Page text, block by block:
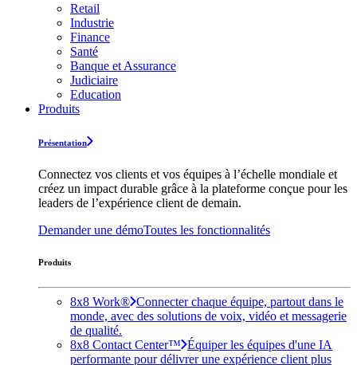
Retail
Industrie
Finance
Santé
Banque et Assurance
Judiciaire
Education
Produits
Présentation
Connectez vos clients et vos équipes à l’échelle mondiale et
créez un impact durable grâce à la plateforme conçue pour les
leaders de l’expérience client de demain.
Demander une démoToutes les fonctionnalités
Produits
8x8 Work® Connecter chaque équipe, partout dans le
monde, avec des solutions de voix, vidéo et messagerie
de qualité.
8x8 Contact Center™ Équiper les équipes d'une IA
performante pour délivrer une expérience client plus